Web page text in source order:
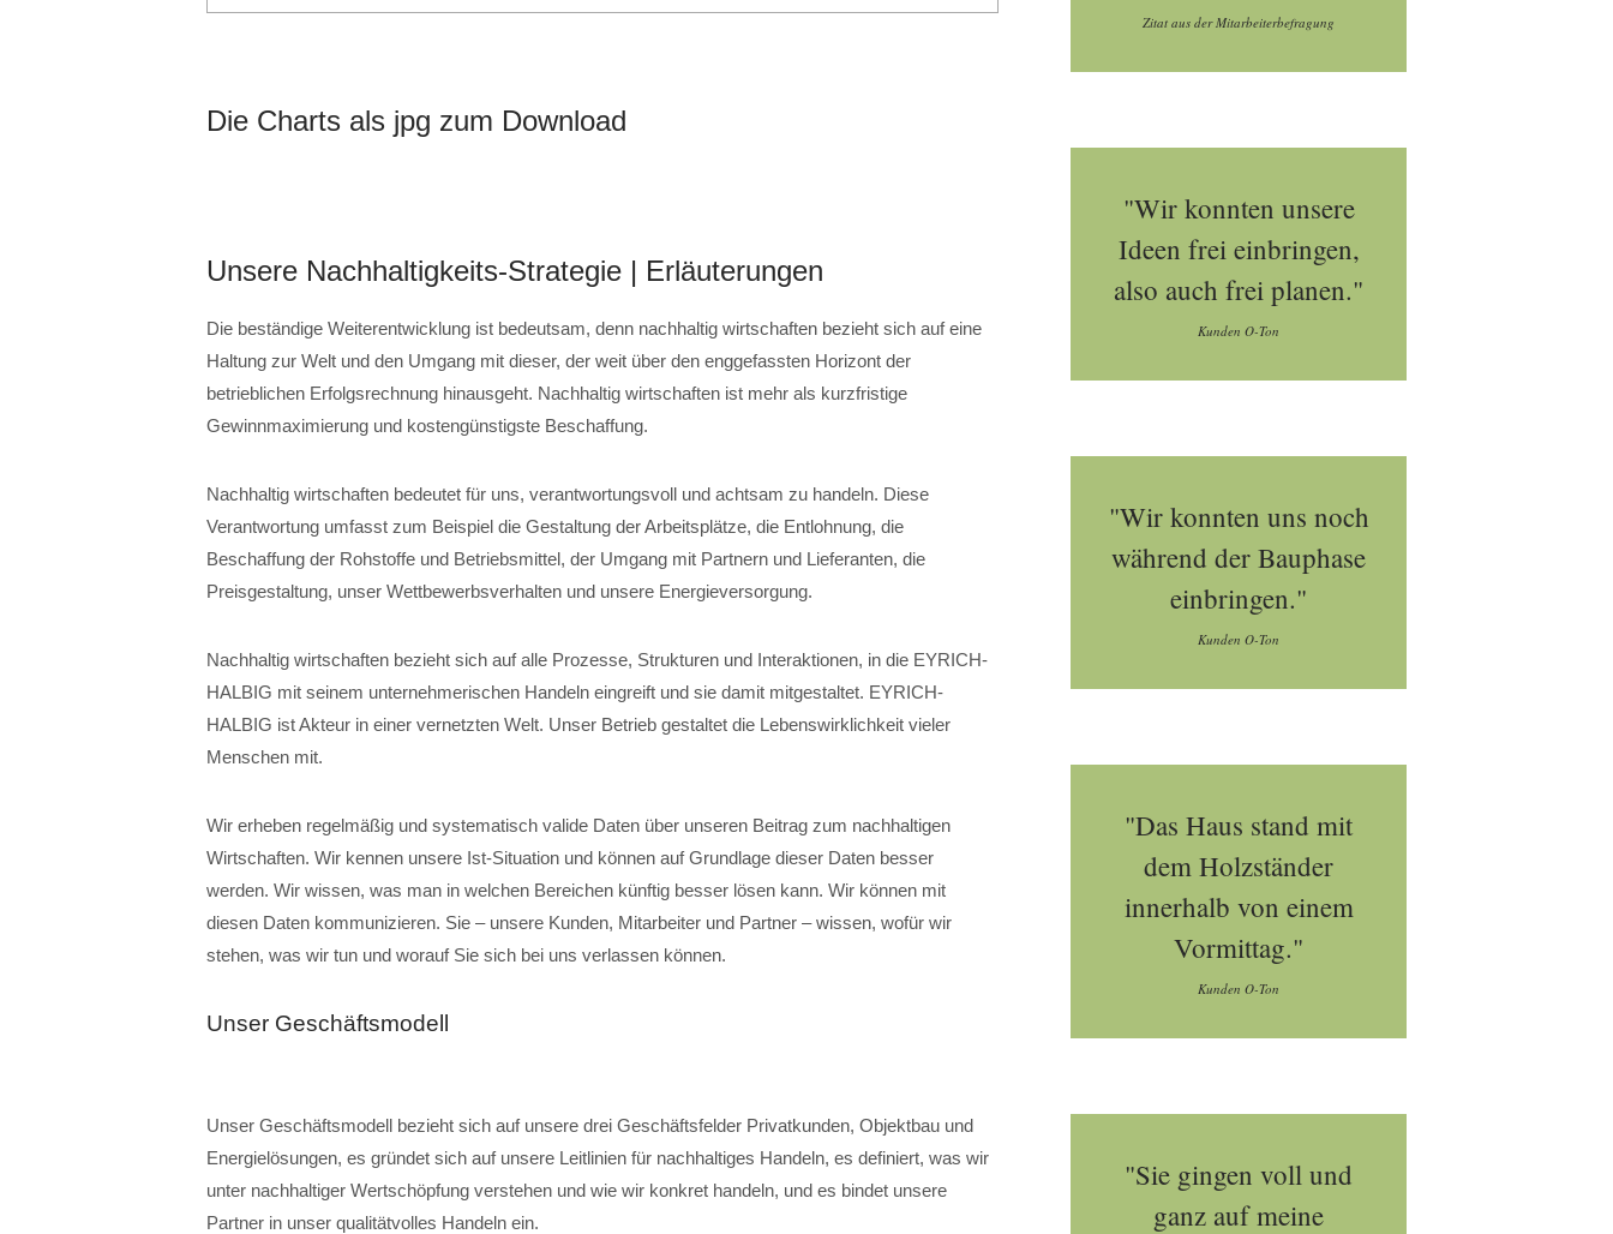
Die Charts als jpg zum Download
Unsere Nachhaltigkeits-Strategie | Erläuterungen
Die beständige Weiterentwicklung ist bedeutsam, denn nachhaltig wirtschaften bezieht sich auf eine
Haltung zur Welt und den Umgang mit dieser, der weit über den enggefassten Horizont der
betrieblichen Erfolgsrechnung hinausgeht. Nachhaltig wirtschaften ist mehr als kurzfristige
Gewinnmaximierung und kostengünstigste Beschaffung.
Nachhaltig wirtschaften bedeutet für uns, verantwortungsvoll und achtsam zu handeln. Diese
Verantwortung umfasst zum Beispiel die Gestaltung der Arbeitsplätze, die Entlohnung, die
Beschaffung der Rohstoffe und Betriebsmittel, der Umgang mit Partnern und Lieferanten, die
Preisgestaltung, unser Wettbewerbsverhalten und unsere Energieversorgung.
Nachhaltig wirtschaften bezieht sich auf alle Prozesse, Strukturen und Interaktionen, in die EYRICH-
HALBIG mit seinem unternehmerischen Handeln eingreift und sie damit mitgestaltet. EYRICH-
HALBIG ist Akteur in einer vernetzten Welt. Unser Betrieb gestaltet die Lebenswirklichkeit vieler
Menschen mit.
Wir erheben regelmäßig und systematisch valide Daten über unseren Beitrag zum nachhaltigen
Wirtschaften. Wir kennen unsere Ist-Situation und können auf Grundlage dieser Daten besser
werden. Wir wissen, was man in welchen Bereichen künftig besser lösen kann. Wir können mit
diesen Daten kommunizieren. Sie – unsere Kunden, Mitarbeiter und Partner – wissen, wofür wir
stehen, was wir tun und worauf Sie sich bei uns verlassen können.
Unser Geschäftsmodell
Unser Geschäftsmodell bezieht sich auf unsere drei Geschäftsfelder Privatkunden, Objektbau und
Energielösungen, es gründet sich auf unsere Leitlinien für nachhaltiges Handeln, es definiert, was wir
unter nachhaltiger Wertschöpfung verstehen und wie wir konkret handeln, und es bindet unsere
Partner in unser qualitätvolles Handeln ein.
Zitat aus der Mitarbeiterbefragung
"Wir konnten unsere
Ideen frei einbringen,
also auch frei planen."
Kunden O-Ton
"Wir konnten uns noch
während der Bauphase
einbringen."
Kunden O-Ton
"Das Haus stand mit
dem Holzständer
innerhalb von einem
Vormittag."
Kunden O-Ton
"Sie gingen voll und
ganz auf meine